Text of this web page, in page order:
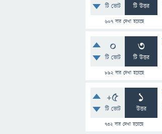
টি ভোট টি উত্তর
607বার দেখা হয়েছে
0
টি ভোট
3
টি উত্তর
892বার দেখা হয়েছে
+5
টি ভোট
1
উত্তর
732বার দেখা হয়েছে